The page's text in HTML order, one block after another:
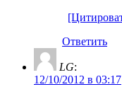
Ответить
LG:
12/10/2012 в 03:17